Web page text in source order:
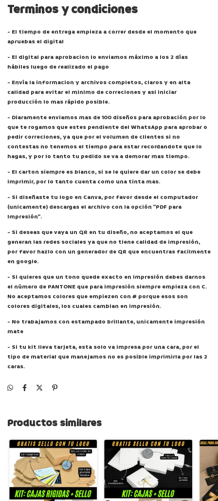
Terminos y condiciones
- El tiempo de entrega empieza a correr desde el momento que
apruebas el digital
- El digital para aprobacion lo enviamos máximo a los 2 días
hábiles luego de realizado el pago
- Envía la informacion y archivos completos, claros y en alta
calidad para evitar el minimo de correciones y asi iniciar
producción lo mas rápido posible.
- Diaramente enviamos mas de 100 diseños para aprobación por lo
que te rogamos que estes pendiente del WhatsApp para aprobar o
pedir correciones, ya que por el volumen de clientes si no
contestas no tenemos el tiempo para estar recordandote que lo
hagas, y por lo tanto tu pedido se va a demorar mas tiempo.
- El carton siempre es blanco, si se le quiere dar un color se debe
imprimir, por lo tanto cuenta como una tinta mas.
- Si diseñaste tu logo en Canva, por favor desde el computador
(unicamente) descargas el archivo con la opción "PDF para
Impresión".
- Si deseas que vaya un QR en tu diseño, no aceptamos el que
generan las redes sociales ya que no tiene calidad de impresión,
por favor hazlo con un generador de QR que encuentras facilmente
en google.
- Si quieres que un tono quede exacto en impresión debes darnos
el número de PANTONE que para impresión siempre empieza con C.
No aceptamos colores que empiezen con # porque esos son
colores digitales, los cuales cambian en impresión.
- No trabajamos con estampado brillante, unicamente impresión
mate
- Si tu kit lleva tarjeta, esta solo va impresa por una cara, por el
tipo de material que manejamos no es posible imprimirla por las 2
caras.
Productos similares